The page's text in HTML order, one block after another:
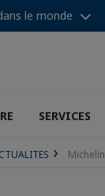
le monde
SERVICES